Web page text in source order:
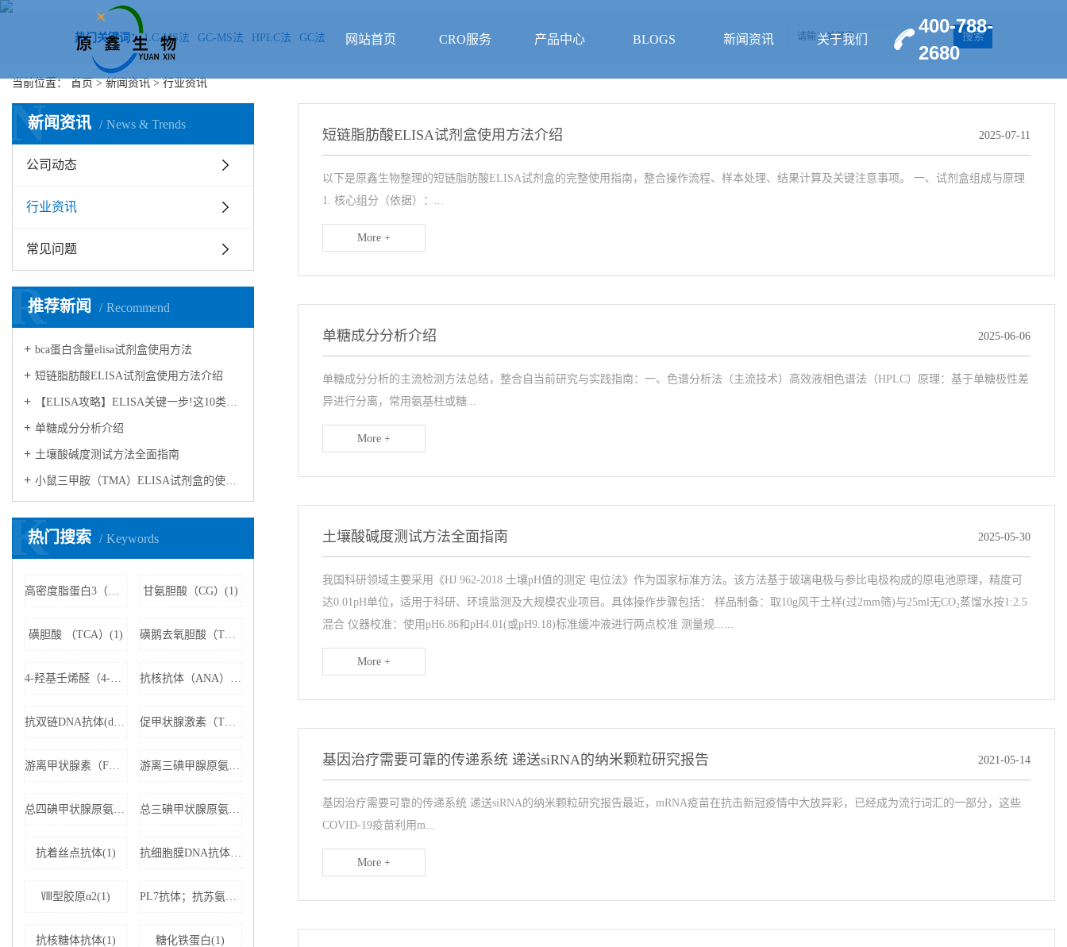
网站首页 CRO服务 产品中心 BLOGS 新闻资讯 关于我们
400-788-
2680
热门关键词： LC-MS法 GC-MS法 HPLC法 GC法 搜索
当前位置： 首页 > 新闻资讯 > 行业资讯
新闻资讯 News & Trends
N
公司动态
行业资讯
常见问题
推荐新闻 Recommend
R
bca蛋白含量elisa试剂盒使用方法
短链脂肪酸ELISA试剂盒使用方法介绍
【ELISA攻略】ELISA关键一步!这10类样品要如何处理?
​单糖成分分析介绍
​土壤酸碱度测试方法全面指南
小鼠三甲胺（TMA）ELISA试剂盒的使用方法
热门搜索 Keywords
K
高密度脂蛋白3（HDL3）(1) 甘氨胆酸（CG）(1)
磺胆酸 （TCA）(1) 磺鹅去氧胆酸（TCDCA）(1)
4-羟基壬烯醛（4-HNE）(1) 抗核抗体（ANA）(1)
抗双链DNA抗体(dsDNA)(1) 促甲状腺激素（TSH）(1)
游离甲状腺素（FT4）(1) 游离三碘甲腺原氨酸（FT3）(1)
总四碘甲状腺原氨酸（TT4）(1) 总三碘甲状腺原氨酸（TT3)(1)
抗着丝点抗体(1) 抗细胞膜DNA抗体(1)
Ⅷ型胶原α2(1) PL7抗体；抗苏氨酰tRNA合成酶(1)
抗核糖体抗体(1) 糖化铁蛋白(1)
短链脂肪酸ELISA试剂盒使用方法介绍 2025-07-11
以下是原鑫生物整理的短链脂肪酸ELISA试剂盒的完整使用指南，整合操作流程、样本处理、结果计算及关键注意事项。 一、试剂盒组成与原理
1. 核心组分（依据）：...
More +
​单糖成分分析介绍 2025-06-06
单糖成分分析的主流检测方法总结，整合自当前研究与实践指南：一、色谱分析法（主流技术）高效液相色谱法（HPLC）‌原理‌：基于单糖极性差
异进行分离，常用氨基柱或糖...
More +
​土壤酸碱度测试方法全面指南 2025-05-30
我国科研领域主要采用《HJ 962-2018 土壤pH值的测定 电位法》作为国家标准方法。该方法基于玻璃电极与参比电极构成的原电池原理，精度可
达0.01pH单位，适用于科研、环境监测及大规模农业项目。具体操作步骤包括： 样品制备‌：取10g风干土样(过2mm筛)与25ml无CO₂蒸馏水按1:2.5
混合 仪器校准‌：使用pH6.86和pH4.01(或pH9.18)标准缓冲液进行两点校准 测量规......
More +
基因治疗需要可靠的传递系统 递送siRNA的纳米颗粒研究报告 2021-05-14
基因治疗需要可靠的传递系统 递送siRNA的纳米颗粒研究报告最近，mRNA疫苗在抗击新冠疫情中大放异彩，已经成为流行词汇的一部分，这些
COVID-19疫苗利用m...
More +